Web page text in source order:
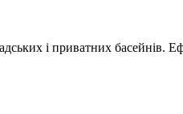
і приватних басейнів.